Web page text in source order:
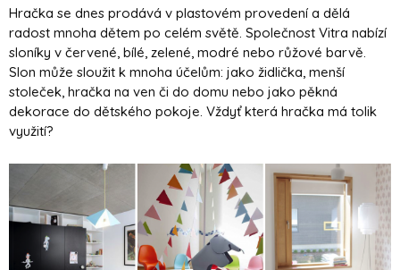
Hračka se dnes prodává v plastovém provedení a dělá
radost mnoha dětem po celém světě. Společnost Vitra nabízí
sloníky v červené, bílé, zelené, modré nebo růžové barvě.
Slon může sloužit k mnoha účelům: jako židlička, menší
stoleček, hračka na ven či do domu nebo jako pěkná
dekorace do dětského pokoje. Vždyť která hračka má tolik
využití?